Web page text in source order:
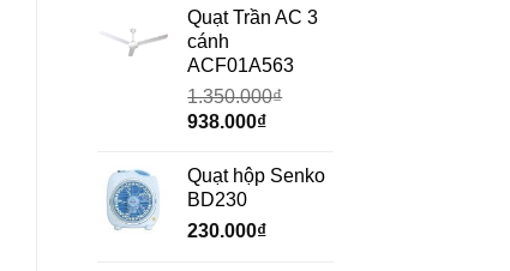
là:
2.350.000₫.
tại
1.760.000₫.
Quạt Trần AC 3
cánh
ACF01A563
1.350.000₫
Giá
là:
1.350.000₫.
938.000₫Giá
tại
938.000₫.
Quạt hộp Senko
BD230
230.000₫